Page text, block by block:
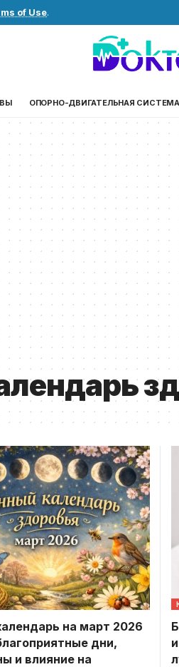
of Use.
ОПОРНО-ДВИГАТЕЛЬНАЯ СИСТЕМА
на март 2026
дни,
и влияние на